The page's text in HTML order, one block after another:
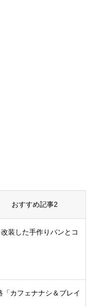
おすすめ記事2
装した手作りパンとコ
「カフェナナシ＆ブレイ